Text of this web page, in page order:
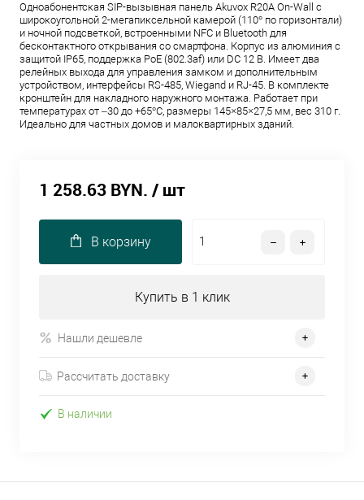
Одноабонентская SIP-вызывная панель Akuvox R20A On-Wall с
широкоугольной 2-мегапиксельной камерой (110° по горизонтали)
и ночной подсветкой, встроенными NFC и Bluetooth для
бесконтактного открывания со смартфона. Корпус из алюминия с
защитой IP65, поддержка PoE (802.3af) или DC 12 В. Имеет два
релейных выхода для управления замком и дополнительным
устройством, интерфейсы RS-485, Wiegand и RJ-45. В комплекте
кронштейн для накладного наружного монтажа. Работает при
температурах от –30 до +65°C, размеры 145×85×27,5 мм, вес 310 г.
Идеально для частных домов и малоквартирных зданий.
1 258.63 BYN. / шт
В корзину
Купить в 1 клик
Нашли дешевле
Рассчитать доставку
В наличии